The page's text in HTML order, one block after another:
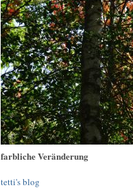
farbliche Veränderung
tetti's blog